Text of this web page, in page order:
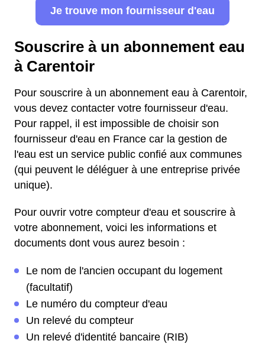
Je trouve mon fournisseur d'eau
Souscrire à un abonnement eau
à Carentoir
Pour souscrire à un abonnement eau à Carentoir,
vous devez contacter votre fournisseur d'eau.
Pour rappel, il est impossible de choisir son
fournisseur d'eau en France car la gestion de
l'eau est un service public confié aux communes
(qui peuvent le déléguer à une entreprise privée
unique).
Pour ouvrir votre compteur d'eau et souscrire à
votre abonnement, voici les informations et
documents dont vous aurez besoin :
Le nom de l'ancien occupant du logement
(facultatif)
Le numéro du compteur d'eau
Un relevé du compteur
Un relevé d'identité bancaire (RIB)